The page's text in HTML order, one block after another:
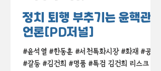
정치 퇴행 부추기는 윤핵관과
언론[PD저널]
#윤석열 #한동훈 #서천특화시장 #화재 #공천
#갈등 #김건희 #명품 #특검 김건희 리스크 대